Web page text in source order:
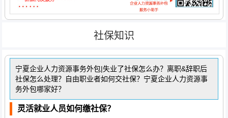
社保知识
宁夏企业人力资源事务外包|失业了社保怎么办？离职&辞职后
社保怎么处理？自由职业者如何交社保？宁夏企业人力资源事
务外包哪家好？
灵活就业人员如何缴社保？